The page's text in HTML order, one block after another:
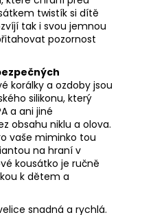
twistík si dítě
tak i svou jemnou
pozornost
korálky a ozdoby jsou
silikonu, který
a ani jiné
obsahu niklu a olova.
vaše miminko tou
na hraní v
kousátko je ručně
k dětem a
snadná a rychlá.